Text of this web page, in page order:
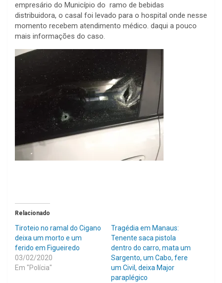
empresário do Município do ramo de bebidas
distribuidora, o casal foi levado para o hospital onde nesse
momento recebem atendimento médico. daqui a pouco
mais informações do caso.
Relacionado
Tiroteio no ramal do Cigano
deixa um morto e um
ferido em Figueiredo
03/02/2020
Em "Polícia"
Tragédia em Manaus:
Tenente saca pistola
dentro do carro, mata um
Sargento, um Cabo, fere
um Civil, deixa Major
paraplégico